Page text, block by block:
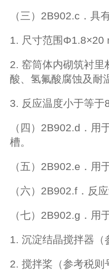
（三）2B902.c．具
1. 尺寸范围Φ1.8×20
2. 窑筒体内砌筑衬里
酸、氢氟酸腐蚀及耐
3. 反应温度小于等于
（四）2B902.d．用
槽。
（五）2B902.e．用
（六）2B902.f．反
（七）2B902.g．用
1. 沉淀结晶搅拌器
2. 搅拌桨（参考税则